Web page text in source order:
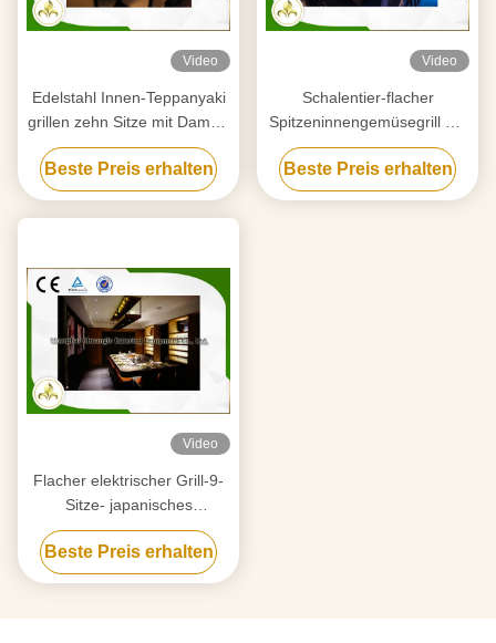
Video
Edelstahl Innen-Teppanyaki
grillen zehn Sitze mit Dampf-
Beschleuniger
Beste Preis erhalten
Video
Schalentier-flacher
Spitzeninnengemüsegrill mit
Abführungs-/Reinigungs-
System
Beste Preis erhalten
Video
Flacher elektrischer Grill-9-
Sitze- japanisches
Restaurant-Tabelle CER
ISO9001
Innenbescheinigung
Beste Preis erhalten